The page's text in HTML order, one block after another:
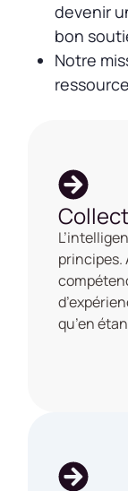
devenir
bon
Notre
principes.
qu’en